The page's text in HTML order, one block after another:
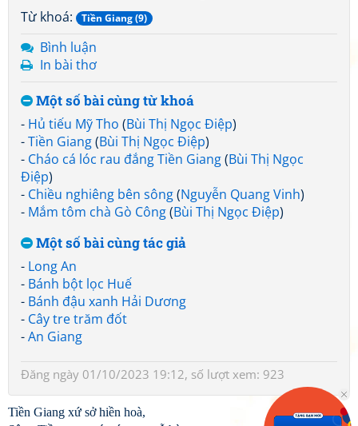
Từ khoá: Tiền Giang (9)
Bình luận
In bài thơ
Một số bài cùng từ khoá
- Hủ tiếu Mỹ Tho (Bùi Thị Ngọc Điệp)
-Tiền Giang(Bùi Thị Ngọc Điệp)
- Cháo cá lóc rau đắng Tiền Giang(Bùi Thị Ngọc
Điệp)
- Chiều nghiêng bên sông(Nguyễn Quang Vinh)
- Mắm tôm chà Gò Công(Bùi Thị Ngọc Điệp)
Một số bài cùng tác giả
- Long An
- Bánh bột lọc Huế
- Bánh đậu xanh Hải Dương
- Cây tre trăm đốt
-An Giang
Đăng ngày 01/10/2023 19:12, số lượt xem: 923
Tiền Giang xứ sở hiền hoà,